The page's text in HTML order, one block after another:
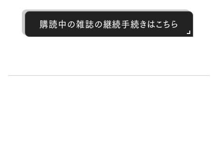
購読中の雑誌の継続手続きはこちら